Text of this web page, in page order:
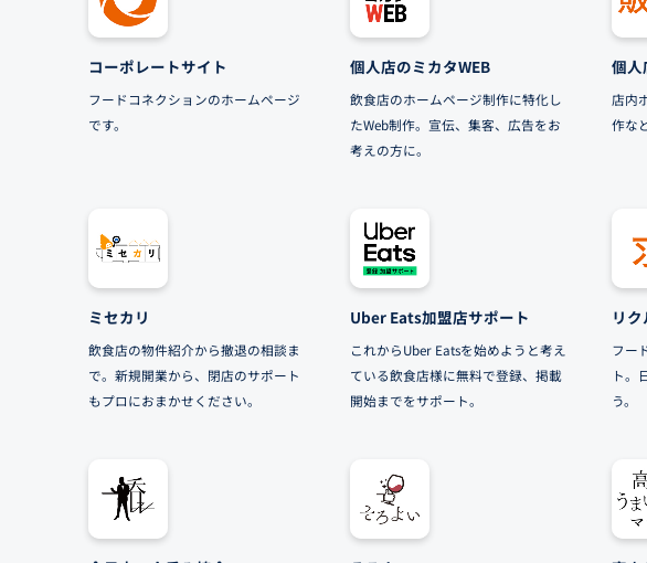
コーポレートサイト
フードコネクションのホームページ
です。
ミセカリ
飲食店の物件紹介から撤退の相談ま
で。新規開業から、閉店のサポート
もプロにおまかせください。
個人店のミカタWEB
飲食店のホームページ制作に特化し
たWeb制作。宣伝、集客、広告をお
考えの方に。
Uber Eats加盟店サポート
これからUber Eatsを始めようと考え
ている飲食店様に無料で登録、掲載
開始までをサポート。
個人
店内
作な
リ
フー
ト。
う。